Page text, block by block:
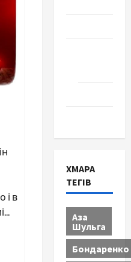
і в
ХМАРА
ТЕГІВ
Аза
Шульга
Бондаренко